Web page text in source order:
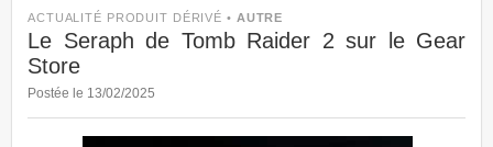
ACTUALITÉ PRODUIT DÉRIVÉ • AUTRE
Le Seraph de Tomb Raider 2 sur le Gear
Store
Postée le 13/02/2025